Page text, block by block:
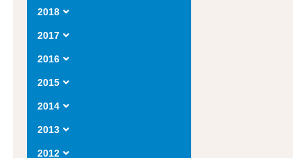
2018
2017
2016
2015
2014
2013
2012